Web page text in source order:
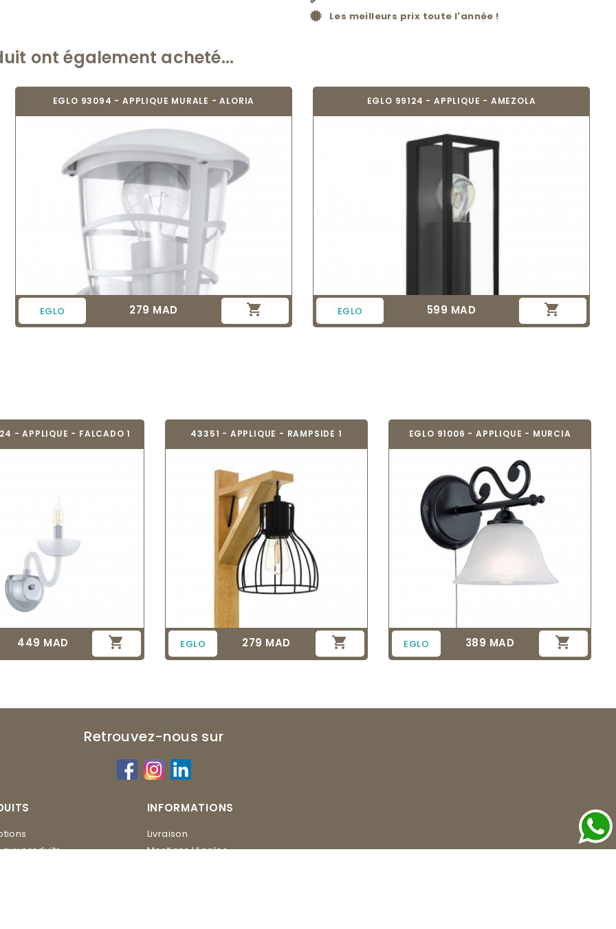
Les meilleurs prix toute l'année !
ont également acheté...
EGLO 93094 - APPLIQUE MURALE - ALORIA
EGLO Prix
279 MAD 
EGLO 99124 - APPLIQUE - AMEZOLA
EGLO Prix
599 MAD 
- APPLIQUE - FALCADO 1
Prix
449 MAD 
43351 - APPLIQUE - RAMPSIDE 1
EGLO Prix
279 MAD 
EGLO 91006 - APPLIQUE - MURCIA
EGLO Prix
389 MAD 
Retrouvez-nous sur
produits
INFORMATIONS
Livraison
Mentions légales